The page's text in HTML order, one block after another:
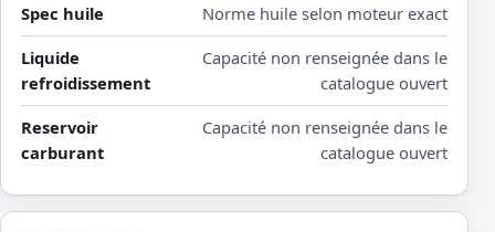
Spec huile
Norme huile selon moteur exact
Liquide
refroidissement
Capacité non renseignée dans le
catalogue ouvert
Reservoir
carburant
Capacité non renseignée dans le
catalogue ouvert